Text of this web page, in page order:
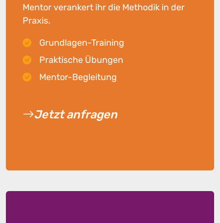
Mentor verankert ihr die Methodik in der
Praxis.
Grundlagen-Training
Praktische Übungen
Mentor-Begleitung
Jetzt anfragen